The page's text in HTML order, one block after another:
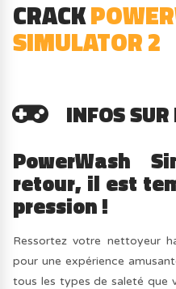
CRACK
SIMULATOR 2
INFOS SUR
PowerWash
retour, il est
pression !
Ressortez votre nettoyeur
pour une expérience
tous les types de saleté que